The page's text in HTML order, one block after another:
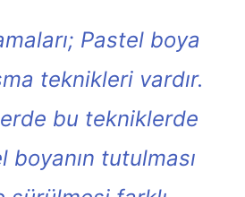
Pastel boya
teknikleri vardır.
bu tekniklerde
tutulması